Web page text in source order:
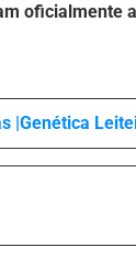
oficialmente
|Genética